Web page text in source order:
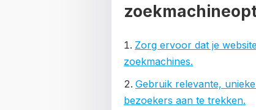
Zorg ervoor dat je
zoekmachines.
Gebruik relevante,
bezoekers aan te trekken.